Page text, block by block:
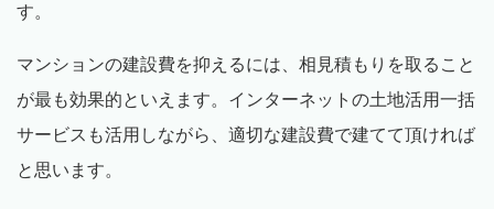
す。
マンションの建設費を抑えるには、相見積もりを取ること
が最も効果的といえます。インターネットの土地活用一括
サービスも活用しながら、適切な建設費で建てて頂ければ
と思います。